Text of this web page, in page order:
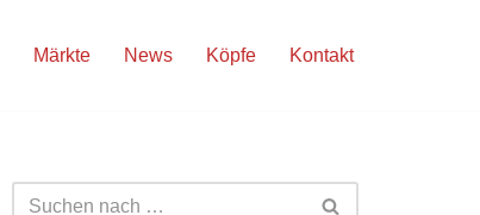
Märkte News Köpfe Kontakt